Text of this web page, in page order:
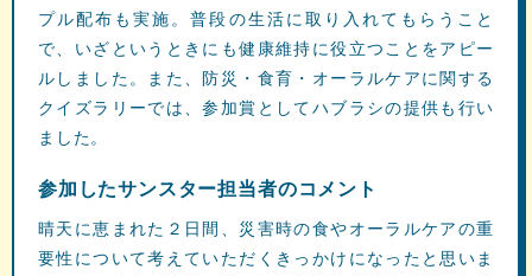
プル配布も実施。普段の生活に取り入れてもらうこと
で、いざというときにも健康維持に役立つことをアピー
ルしました。また、防災・食育・オーラルケアに関する
クイズラリーでは、参加賞としてハブラシの提供も行い
ました。
参加したサンスター担当者のコメント
晴天に恵まれた２日間、災害時の食やオーラルケアの重
要性について考えていただくきっかけになったと思いま